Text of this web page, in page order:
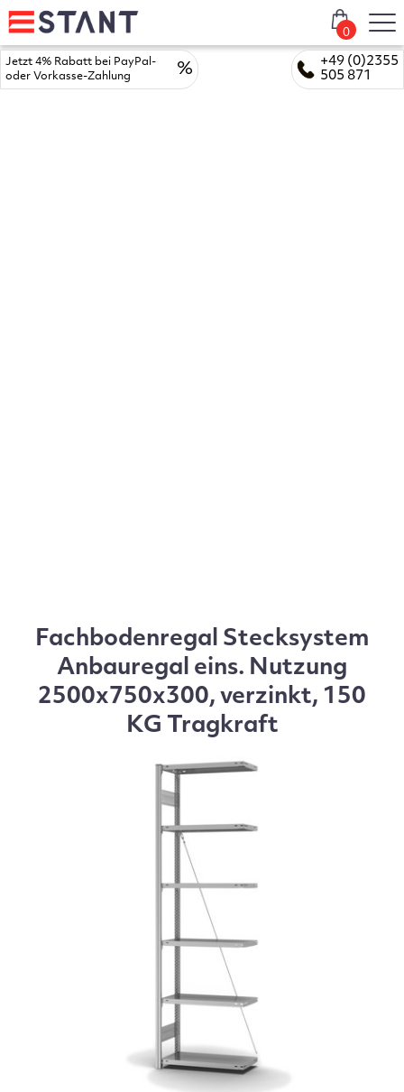
+49 (0)2355
505 871
Jetzt 4% Rabatt bei PayPal-
oder Vorkasse-Zahlung
%
0
Fachbodenregal Stecksystem
Anbauregal eins. Nutzung
2500x750x300, verzinkt, 150
KG Tragkraft